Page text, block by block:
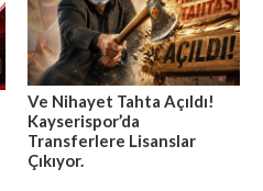
Ve Nihayet Tahta Açıldı!
Kayserispor’da
Transferlere Lisanslar
Çıkıyor.